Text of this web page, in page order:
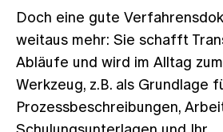
Doch eine gute
weitaus mehr: Sie schafft
Abläufe und wird im Alltag
Werkzeug, z.B. als Grundlage
Prozessbeschreibungen,